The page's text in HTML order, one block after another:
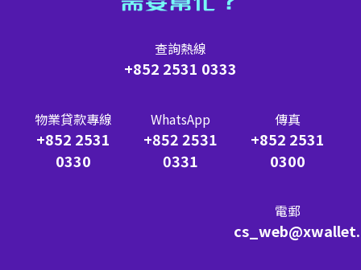
查詢熱線
+852 2531 0333
物業貸款專線
+852 2531
0330
WhatsApp
+852 2531
0331
傳真
+852 2531
0300
電郵